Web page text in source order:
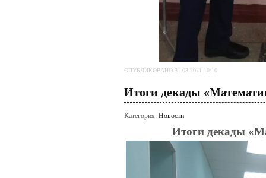
ОПУБЛИКОВАНО 31.03.2021 10:10
Итоги декады
Категория: Новости
Итоги декады